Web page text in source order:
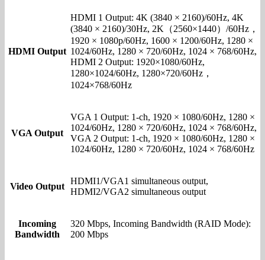
HDMI Output
HDMI 1 Output: 4K (3840 × 2160)/60Hz, 4K
(3840 × 2160)/30Hz, 2K（2560×1440）/60Hz，
1920 × 1080p/60Hz, 1600 × 1200/60Hz, 1280 ×
1024/60Hz, 1280 × 720/60Hz, 1024 × 768/60Hz,
HDMI 2 Output: 1920×1080/60Hz,
1280×1024/60Hz, 1280×720/60Hz，
1024×768/60Hz
VGA Output
VGA 1 Output: 1-ch, 1920 × 1080/60Hz, 1280 ×
1024/60Hz, 1280 × 720/60Hz, 1024 × 768/60Hz,
VGA 2 Output: 1-ch, 1920 × 1080/60Hz, 1280 ×
1024/60Hz, 1280 × 720/60Hz, 1024 × 768/60Hz
Video Output
HDMI1/VGA1 simultaneous output,
HDMI2/VGA2 simultaneous output
Incoming
Bandwidth
320 Mbps, Incoming Bandwidth (RAID Mode):
200 Mbps